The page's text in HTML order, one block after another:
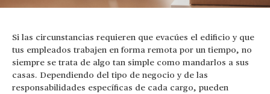
Si las circunstancias requieren que evacúes el edificio y que
tus empleados trabajen en forma remota por un tiempo, no
siempre se trata de algo tan simple como mandarlos a sus
casas. Dependiendo del tipo de negocio y de las
responsabilidades específicas de cada cargo, pueden